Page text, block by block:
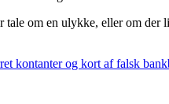
tale om en ulykke, eller om der
kontanter og kort af falsk